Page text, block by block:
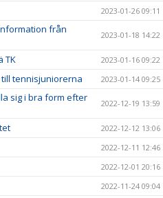
2023-01-26 09:11
från
2023-01-18 14:22
TK 2023-01-16 09:22
tennisjuniorerna 2023-01-14 09:25
sig i bra form efter
2022-12-19 13:59
2022-12-12 13:06
2022-12-11 12:46
2022-12-01 20:16
2022-11-24 09:04